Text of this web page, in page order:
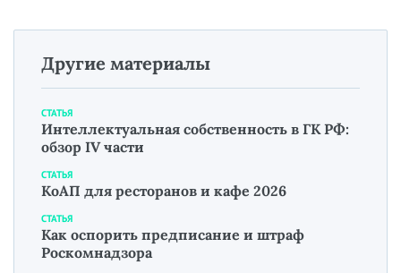
Другие материалы
СТАТЬЯ
Интеллектуальная собственность в ГК РФ:
обзор IV части
СТАТЬЯ
КоАП для ресторанов и кафе 2026
СТАТЬЯ
Как оспорить предписание и штраф
Роскомнадзора